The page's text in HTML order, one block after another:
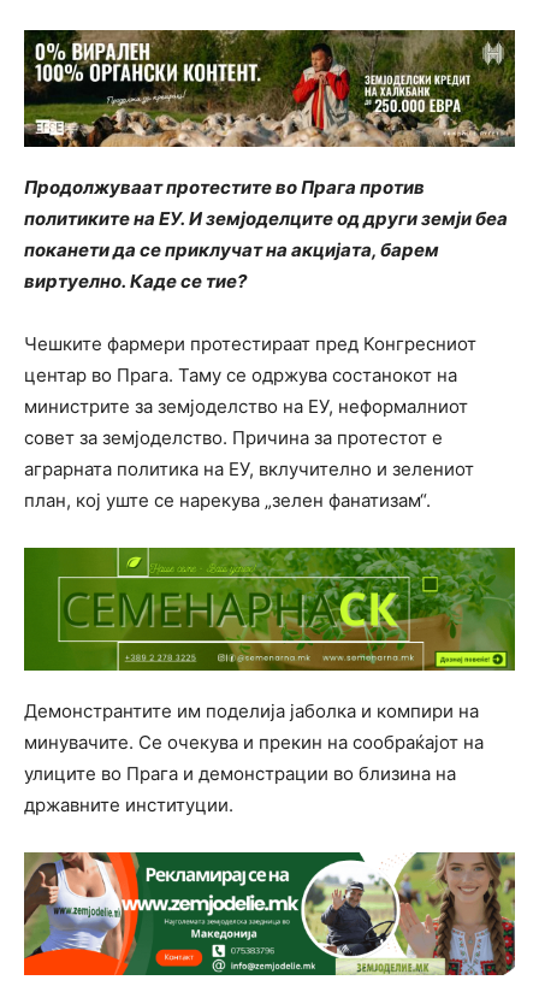
Продолжуваат протестите во Прага против
политиките на ЕУ. И земјоделците од други земји беа
поканети да се приклучат на акцијата, барем
виртуелно. Каде се тие?
Чешките фармери протестираат пред Конгресниот
центар во Прага. Таму се одржува состанокот на
министрите за земјоделство на ЕУ, неформалниот
совет за земјоделство. Причина за протестот е
аграрната политика на ЕУ, вклучително и зелениот
план, кој уште се нарекува „зелен фанатизам“.
Демонстрантите им поделија јаболка и компири на
минувачите. Се очекува и прекин на сообраќајот на
улиците во Прага и демонстрации во близина на
државните институции.